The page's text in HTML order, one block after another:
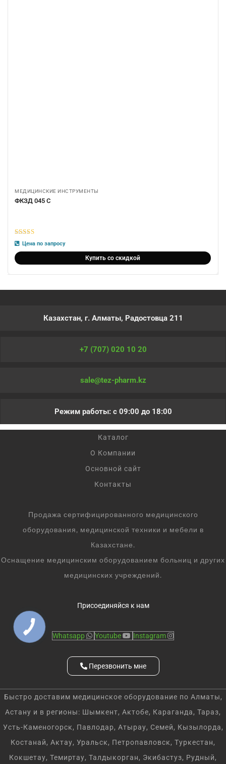
МЕДИЦИНСКИЕ ИНСТРУМЕНТЫ
ФКЗД 045 С
5из 5
Цена по запросу
Купить со скидкой
Казахстан, г. Алматы, Радостовца 211
+7 (707) 020 10 20
sale@tez-pharm.kz
Режим работы: с 09:00 до 18:00
Каталог
О Компании
Основной сайт
Контакты
Продажа сертифицированного медицинского
оборудования, медицинской техники и мебели в
Казахстане.
Оснащение медицинским оборудованием больниц и других
медицинских учреждений.
Присоединяйся к нам
Whatsapp Youtube Instagram
Перезвонить мне
Быстро доставим медицинское оборудование по Алматы,
Астану и в регионы: Шымкент, Актобе, Караганда, Тараз,
Усть-Каменогорск, Павлодар, Атырау, Семей, Кызылорда,
Костанай, Актау, Уральск, Петропавловск, Туркестан,
Кокшетау, Темиртау, Талдыкорган, Экибастуз, Рудный,